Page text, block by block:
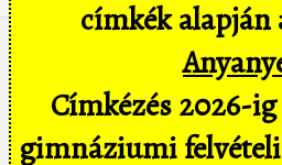
címkék alapján
Címkézés 2026-
gimnáziumi